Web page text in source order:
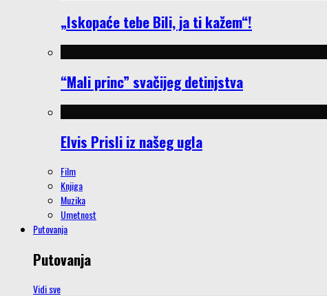
„Iskopaće tebe Bili, ja ti kažem“!
“Mali princ” svačijeg detinjstva
Elvis Prisli iz našeg ugla
Film
Knjiga
Muzika
Umetnost
Putovanja
Putovanja
Vidi sve